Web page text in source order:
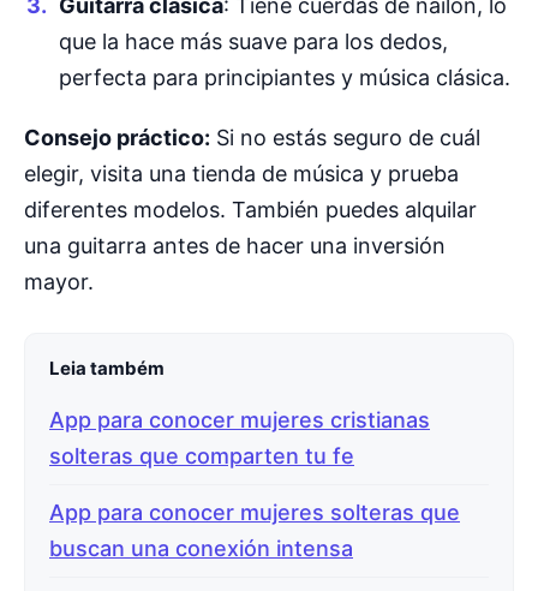
Guitarra clásica: Tiene cuerdas de nailon, lo
que la hace más suave para los dedos,
perfecta para principiantes y música clásica.
Consejo práctico: Si no estás seguro de cuál
elegir, visita una tienda de música y prueba
diferentes modelos. También puedes alquilar
una guitarra antes de hacer una inversión
mayor.
Leia também
App para conocer mujeres cristianas
solteras que comparten tu fe
App para conocer mujeres solteras que
buscan una conexión intensa